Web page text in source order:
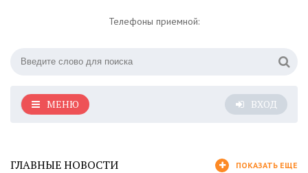
Телефоны приемной:
ВХОД
МЕНЮ
ГЛАВНЫЕ НОВОСТИ ПОКАЗАТЬ ЕЩЕ